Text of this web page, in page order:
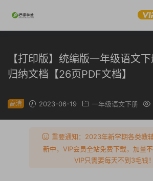
【打印版】统编版一年级语文
归纳文档【26页PDF文档】
高清 2023-06-19 一年级语文下册
重要通知：2023年新学期各类教
新中，VIP会员全站免费下载，加量
VIP只需要每天不到3毛钱！